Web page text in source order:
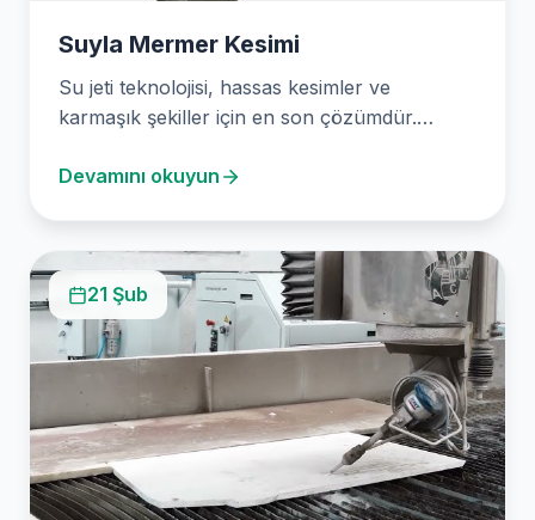
Suyla Mermer Kesimi
Su jeti teknolojisi, hassas kesimler ve
karmaşık şekiller için en son çözümdür.
Devamını okuyun
21 Şub